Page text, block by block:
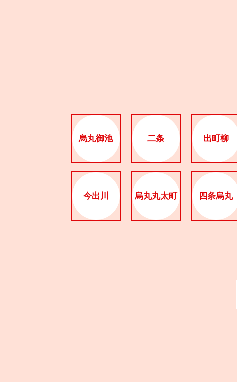
烏丸御池 二条 出町柳
今出川 烏丸丸太町 四条烏丸